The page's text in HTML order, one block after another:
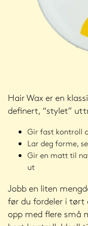
Hair Wax er en
definert, “stylet”
Gir fast kontroll
Lar deg forme,
Gir en matt til
ut
Jobb en liten
før du fordeler i tørt
opp med flere små